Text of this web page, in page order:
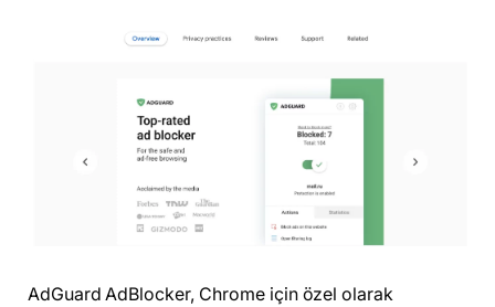
AdGuard AdBlocker, Chrome için özel olarak